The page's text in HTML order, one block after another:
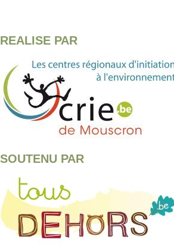
REALISE PAR
SOUTENU PAR